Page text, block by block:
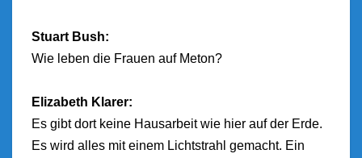
Stuart Bush:
Wie leben die Frauen auf Meton?
Elizabeth Klarer:
Es gibt dort keine Hausarbeit wie hier auf der Erde.
Es wird alles mit einem Lichtstrahl gemacht. Ein